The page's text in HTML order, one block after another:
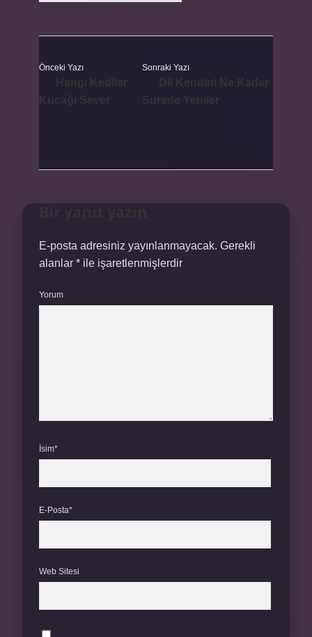
Önceki Yazı Sonraki Yazı
E-posta adresiniz yayınlanmayacak. Gerekli
alanlar * ile işaretlenmişlerdir
Yorum
İsim*
E-Posta*
Web Sitesi